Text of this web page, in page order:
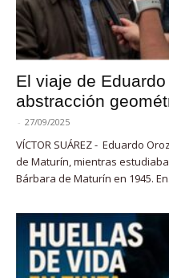
El viaje de
abstracción
- 27/09/2025
VÍCTOR SUÁREZ - Eduardo
de Maturín, mientras
Bárbara de Maturín en 1945.